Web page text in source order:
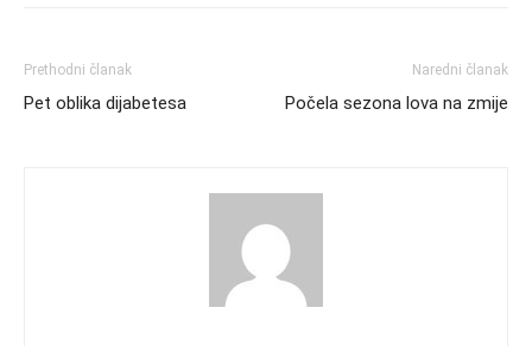
Prethodni članak
Pet oblika dijabetesa
Naredni članak
Počela sezona lova na zmije